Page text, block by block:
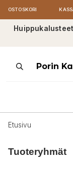
OSTOSKORI
ProductsPorin
Etusivu
Tuoteryhmät